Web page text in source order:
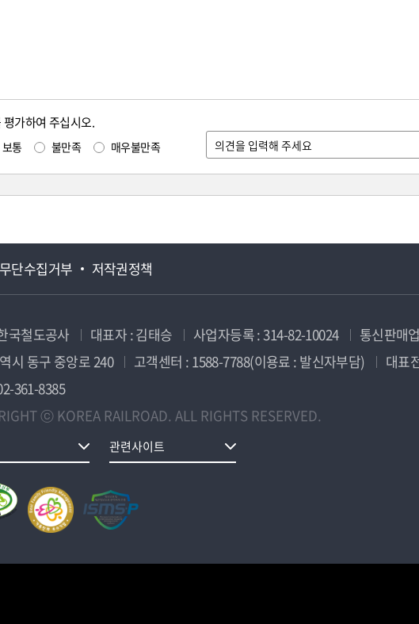
가하여 주십시오.
보통 불만족 매우불만족
단수집거부 저작권정책
국철도공사 대표자 : 김태승 사업자등록 : 314-82-10024
통신판매
시 동구 중앙로 240
고객센터 : 1588-7788(이용료 : 발신자부담)
대표
361-8385
ⓒ KOREA RAILROAD. ALL RIGHTS RESERVED.
관련사이트